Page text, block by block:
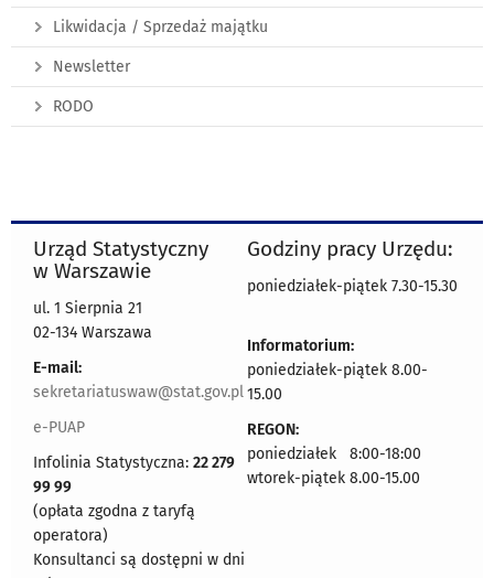
Likwidacja / Sprzedaż majątku
Newsletter
RODO
Urząd Statystyczny
w Warszawie
ul. 1 Sierpnia 21
02-134 Warszawa
E-mail:
sekretariatuswaw@stat.gov.pl
e-PUAP
Infolinia Statystyczna: 22 279
99 99
(opłata zgodna z taryfą
operatora)
Konsultanci są dostępni w dni
Godziny pracy Urzędu:
poniedziałek-piątek 7.30-15.30
Informatorium:
poniedziałek-piątek 8.00-
15.00
REGON:
poniedziałek 8:00-18:00
wtorek-piątek 8.00-15.00